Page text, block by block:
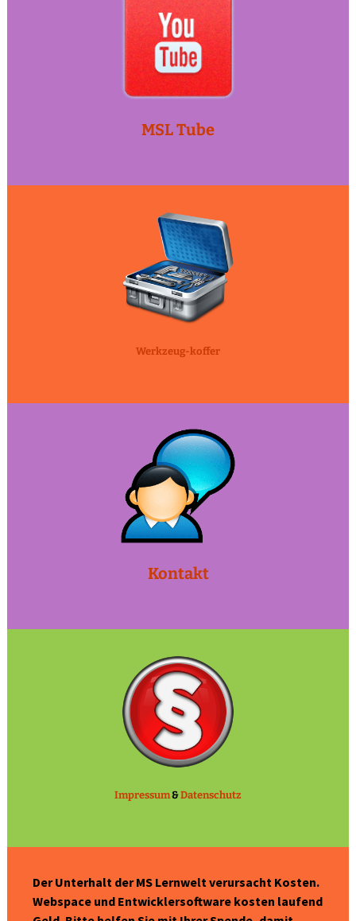
MSL Tube
Werkzeug-koffer
Kontakt
Impressum&Datenschutz
Der Unterhalt der MS Lernwelt verursacht Kosten.
Webspace und Entwicklersoftware kosten laufend